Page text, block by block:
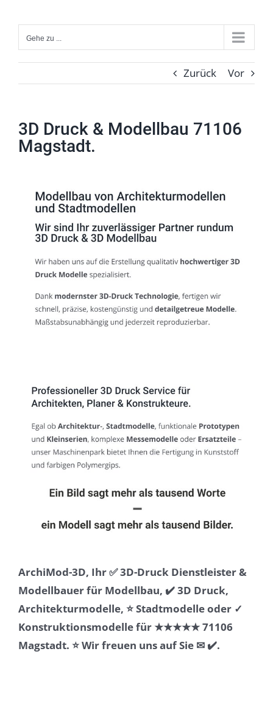
Inhalt
springenGehe zu ...
Zurück Vor
3D Druck & Modellbau 71106
Magstadt.
ArchiMod-3D, Ihr ✅ 3D-Druck Dienstleister &
Modellbauer für Modellbau, ✔️ 3D Druck,
Architekturmodelle, ⭐ Stadtmodelle oder ✓
Konstruktionsmodelle für ★★★★★ 71106
Magstadt. ⭐ Wir freuen uns auf Sie ✉ ✔️.